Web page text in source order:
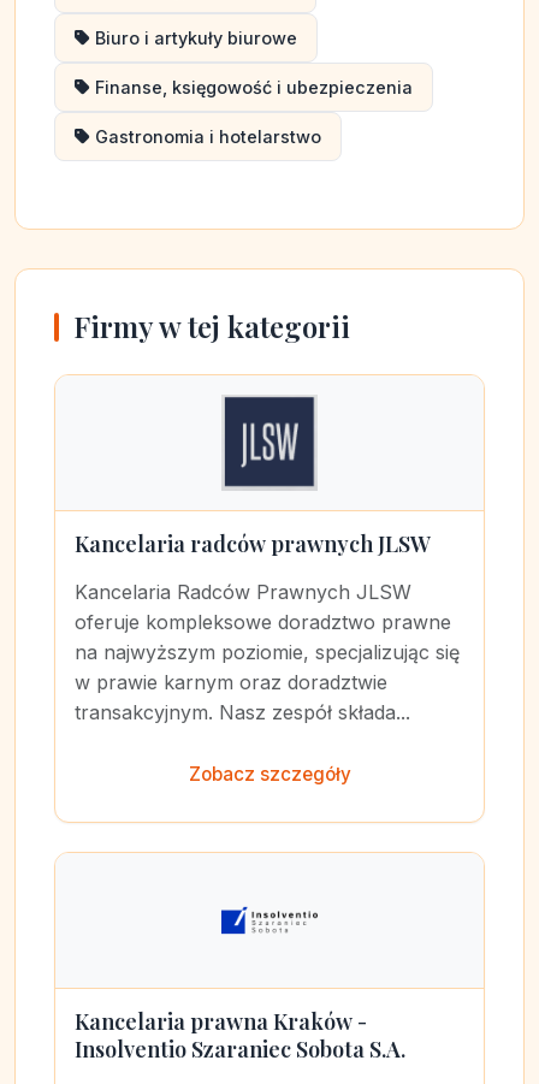
Biuro i artykuły biurowe
Finanse, księgowość i ubezpieczenia
Gastronomia i hotelarstwo
Firmy w tej kategorii
Kancelaria radców prawnych JLSW
Kancelaria Radców Prawnych JLSW
oferuje kompleksowe doradztwo prawne
na najwyższym poziomie, specjalizując się
w prawie karnym oraz doradztwie
transakcyjnym. Nasz zespół składa...
Zobacz szczegóły
Kancelaria prawna Kraków -
Insolventio Szaraniec Sobota S.A.